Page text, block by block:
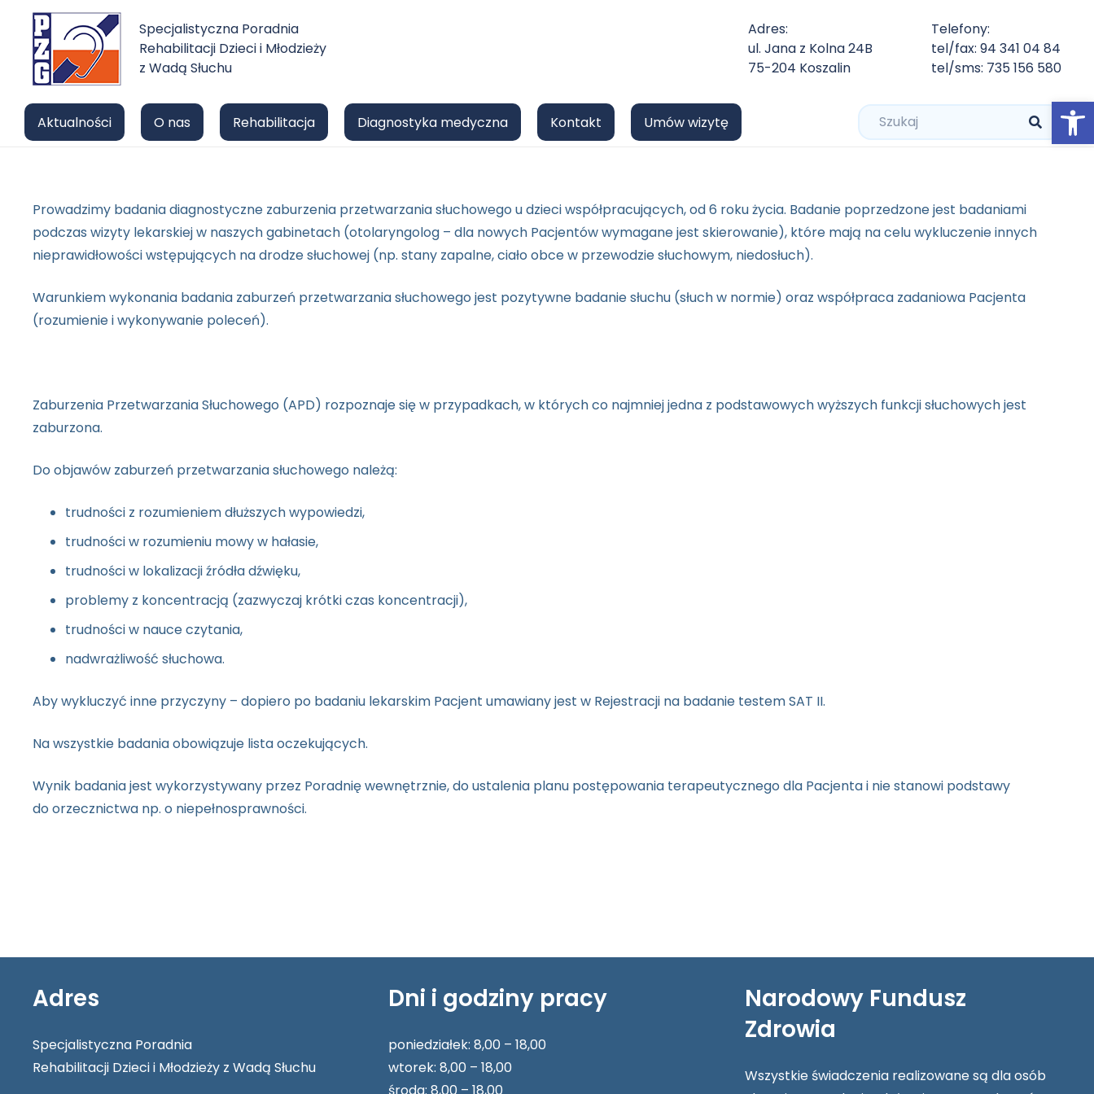
Specjalistyczna Poradnia
Rehabilitacji Dzieci i Młodzieży
z Wadą Słuchu
Adres:
ul. Jana z Kolna 24B
75-204 Koszalin
Telefony:
tel/fax: 94 341 04 84
tel/sms: 735 156 580
Aktualności O nas Rehabilitacja Diagnostyka medyczna Kontakt Umów wizytę
Prowadzimy badania diagnostyczne zaburzenia przetwarzania słuchowego u dzieci współpracujących, od 6 roku życia. Badanie poprzedzone jest badaniami
podczas wizyty lekarskiej w naszych gabinetach (otolaryngolog – dla nowych Pacjentów wymagane jest skierowanie), które mają na celu wykluczenie innych
nieprawidłowości wstępujących na drodze słuchowej (np. stany zapalne, ciało obce w przewodzie słuchowym, niedosłuch).
Warunkiem wykonania badania zaburzeń przetwarzania słuchowego jest pozytywne badanie słuchu (słuch w normie) oraz współpraca zadaniowa Pacjenta
(rozumienie i wykonywanie poleceń).
Zaburzenia Przetwarzania Słuchowego (APD) rozpoznaje się w przypadkach, w których co najmniej jedna z podstawowych wyższych funkcji słuchowych jest
zaburzona.
Do objawów zaburzeń przetwarzania słuchowego należą:
trudności z rozumieniem dłuższych wypowiedzi,
trudności w rozumieniu mowy w hałasie,
trudności w lokalizacji źródła dźwięku,
problemy z koncentracją (zazwyczaj krótki czas koncentracji),
trudności w nauce czytania,
nadwrażliwość słuchowa.
Aby wykluczyć inne przyczyny – dopiero po badaniu lekarskim Pacjent umawiany jest w Rejestracji na badanie testem SAT II.
Na wszystkie badania obowiązuje lista oczekujących.
Wynik badania jest wykorzystywany przez Poradnię wewnętrznie, do ustalenia planu postępowania terapeutycznego dla Pacjenta i nie stanowi podstawy
do orzecznictwa np. o niepełnosprawności.
Adres
Specjalistyczna Poradnia
Rehabilitacji Dzieci i Młodzieży z Wadą Słuchu
Dni i godziny pracy
poniedziałek: 8,00 – 18,00
wtorek: 8,00 – 18,00
Narodowy Fundusz
Zdrowia
Wszystkie świadczenia realizowane są dla osób